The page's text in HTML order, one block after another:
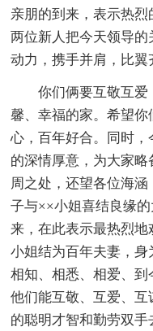
亲朋的到来，表示热
两位新人把今天领导
动力，携手并肩，比翼
你们俩要互敬互
馨、幸福的家。希望
心，百年好合。同时
的深情厚意，为大家
周之处，还望各位海
子与××小姐喜结良缘
来，在此表示最热烈
小姐结为百年夫妻，
相知、相悉、相爱、
他们能互敬、互爱、
的聪明才智和勤劳双